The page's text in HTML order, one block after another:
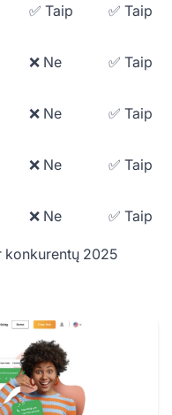
✅ Taip ✅ Taip
❌ Ne ✅ Taip
❌ Ne ✅ Taip
❌ Ne ✅ Taip
❌ Ne ✅ Taip
konkurentų 2025